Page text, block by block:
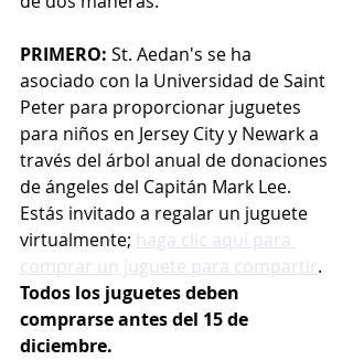
PRIMERO: St. Aedan's se ha
asociado con la Universidad de Saint
Peter para proporcionar juguetes
para niños en Jersey City y Newark a
través del árbol anual de donaciones
de ángeles del Capitán Mark Lee.
Estás invitado a regalar un juguete
virtualmente; haga clic aquí para
comprar un juguete para compartir.
Todos los juguetes deben
comprarse antes del 15 de
diciembre.